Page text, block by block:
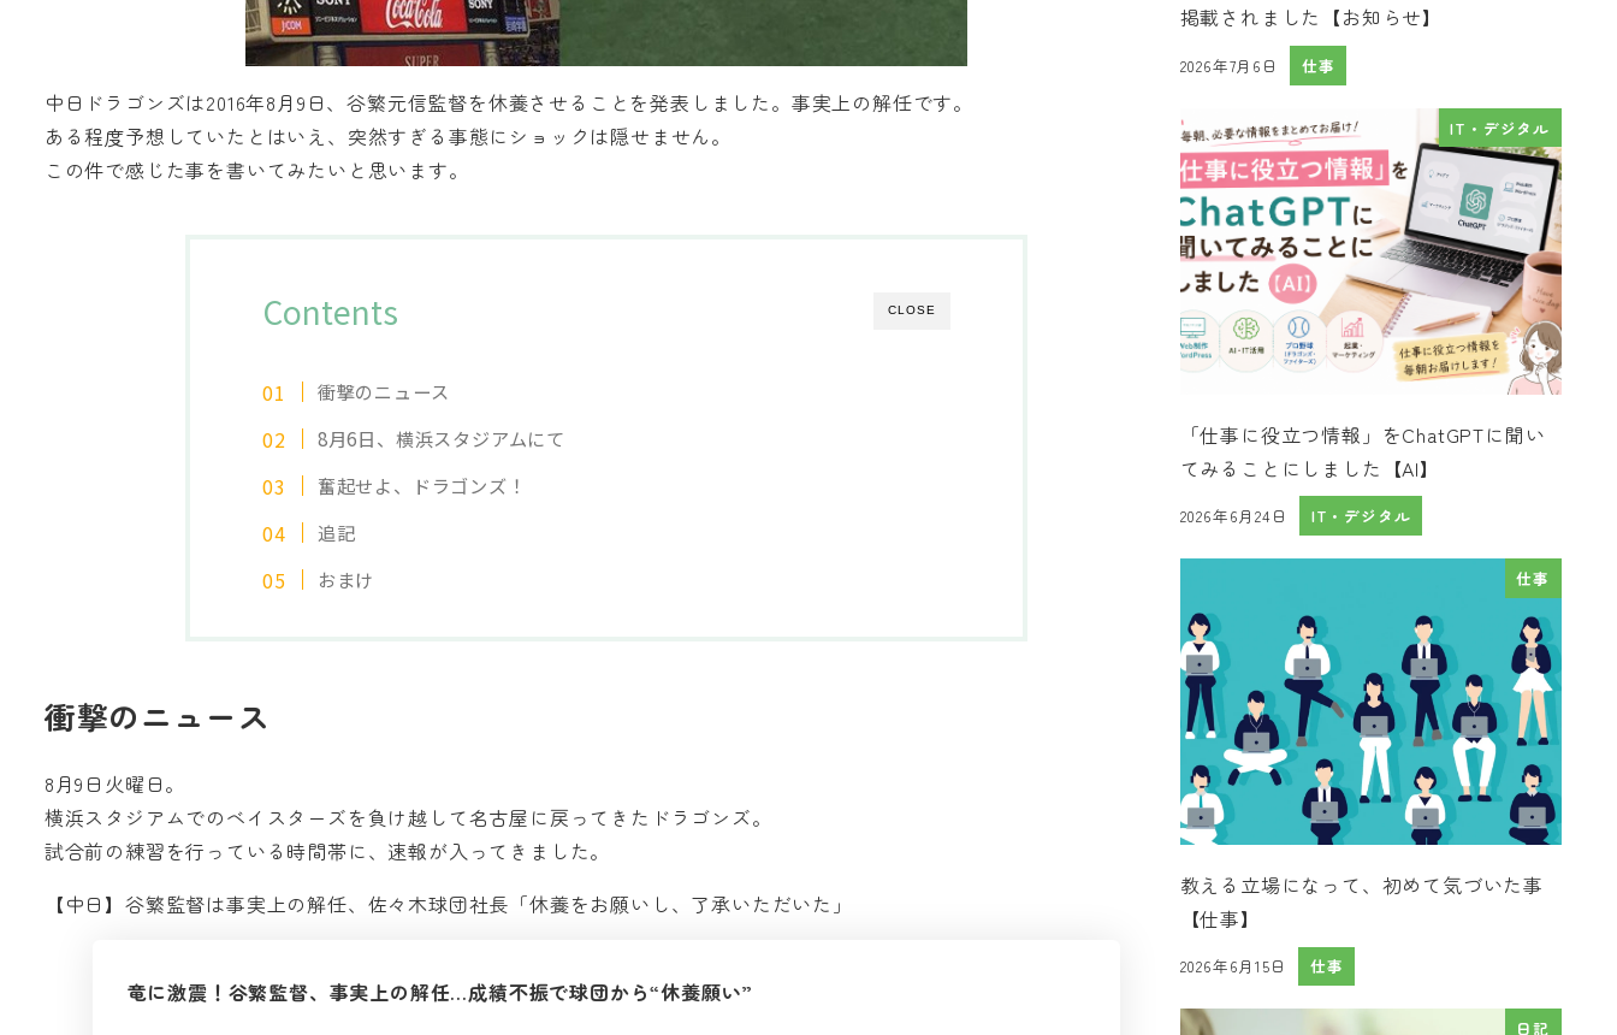
中日ドラゴンズは2016年8月9日、谷繁元信監督を休養させることを発表しました。事実上の解任です。
ある程度予想していたとはいえ、突然すぎる事態にショックは隠せません。
この件で感じた事を書いてみたいと思います。
CLOSE
Contents
衝撃のニュース
8月6日、横浜スタジアムにて
奮起せよ、ドラゴンズ！
追記
おまけ
衝撃のニュース
8月9日火曜日。
横浜スタジアムでのベイスターズを負け越して名古屋に戻ってきたドラゴンズ。
試合前の練習を行っている時間帯に、速報が入ってきました。
【中日】谷繁監督は事実上の解任、佐々木球団社長「休養をお願いし、了承いただいた」
竜に激震！谷繁監督、事実上の解任…成績不振で球団から“休養願い”
掲載されました【お知らせ】
投稿日
2026年7月6日 仕事
IT・デジタル
「仕事に役立つ情報」をChatGPTに聞い
てみることにしました【AI】
投稿日
2026年6月24日 IT・デジタル
仕事
教える立場になって、初めて気づいた事
【仕事】
投稿日
2026年6月15日 仕事
日記